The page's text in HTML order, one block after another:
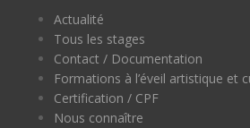
Actualité
Tous les stages
Contact / Documentation
Formations à l’éveil artistique et
Certification / CPF
Nous connaître